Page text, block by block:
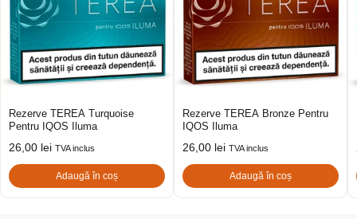
Rezerve TEREA Turquoise
Pentru IQOS Iluma
26,00 lei TVA inclus
Adaugă în coș
Rezerve TEREA Bronze Pentru
IQOS Iluma
26,00 lei TVA inclus
Adaugă în coș